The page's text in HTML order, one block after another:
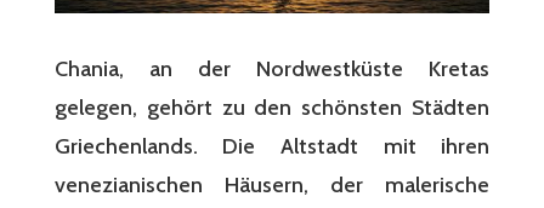
Chania, an der Nordwestküste Kretas
gelegen, gehört zu den schönsten Städten
Griechenlands. Die Altstadt mit ihren
venezianischen Häusern, der malerische